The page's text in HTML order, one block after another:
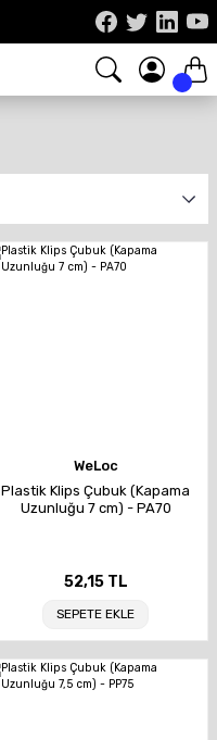
WeLoc
Plastik Klips Çubuk (Kapama
Uzunluğu 7 cm) - PA70
52,15 TL
SEPETE EKLE